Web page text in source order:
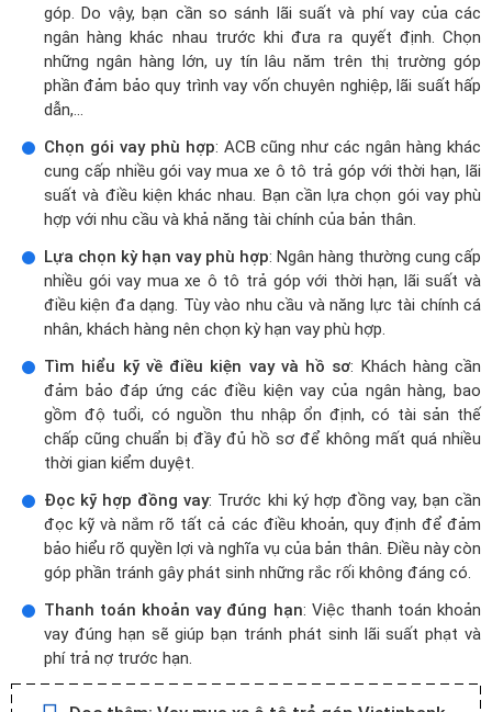
góp. Do vậy, bạn cần so sánh lãi suất và phí vay của các
ngân hàng khác nhau trước khi đưa ra quyết định. Chọn
những ngân hàng lớn, uy tín lâu năm trên thị trường góp
phần đảm bảo quy trình vay vốn chuyên nghiệp, lãi suất hấp
dẫn,...
Chọn gói vay phù hợp: ACB cũng như các ngân hàng khác
cung cấp nhiều gói vay mua xe ô tô trả góp với thời hạn, lãi
suất và điều kiện khác nhau. Bạn cần lựa chọn gói vay phù
hợp với nhu cầu và khả năng tài chính của bản thân.
Lựa chọn kỳ hạn vay phù hợp: Ngân hàng thường cung cấp
nhiều gói vay mua xe ô tô trả góp với thời hạn, lãi suất và
điều kiện đa dạng. Tùy vào nhu cầu và năng lực tài chính cá
nhân, khách hàng nên chọn kỳ hạn vay phù hợp.
Tìm hiểu kỹ về điều kiện vay và hồ sơ: Khách hàng cần
đảm bảo đáp ứng các điều kiện vay của ngân hàng, bao
gồm độ tuổi, có nguồn thu nhập ổn định, có tài sản thế
chấp cũng chuẩn bị đầy đủ hồ sơ để không mất quá nhiều
thời gian kiểm duyệt.
Đọc kỹ hợp đồng vay: Trước khi ký hợp đồng vay, bạn cần
đọc kỹ và nắm rõ tất cả các điều khoản, quy định để đảm
bảo hiểu rõ quyền lợi và nghĩa vụ của bản thân. Điều này còn
góp phần tránh gây phát sinh những rắc rối không đáng có.
Thanh toán khoản vay đúng hạn: Việc thanh toán khoản
vay đúng hạn sẽ giúp bạn tránh phát sinh lãi suất phạt và
phí trả nợ trước hạn.